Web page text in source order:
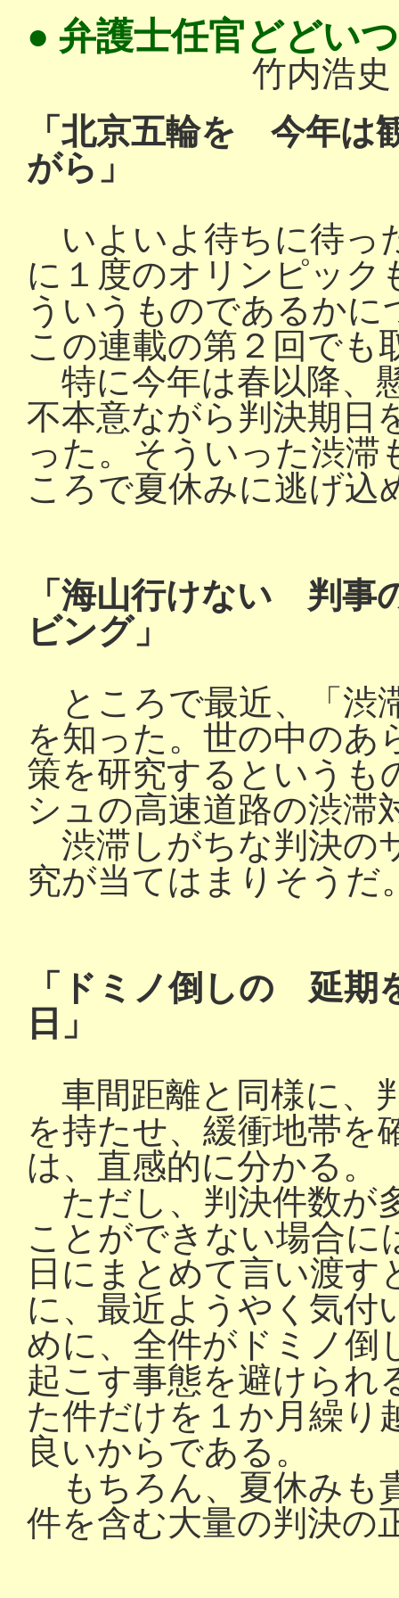
● 弁護士任官どどい
竹内浩
「北京五輪を 今年
がら」
いよいよ待ちに待っ
に１度のオリンピック
ういうものであるか
この連載の第２回でも
特に今年は春以降、
不本意ながら判決期日
った。そういった渋滞
ころで夏休みに逃げ込
「海山行けない 判
ビング」
ところで最近、「渋
を知った。世の中のあ
策を研究するというも
シュの高速道路の渋滞
渋滞しがちな判決の
究が当てはまりそうだ
「ドミノ倒しの 延
日」
車間距離と同様に、
を持たせ、緩衝地帯を
は、直感的に分かる。
ただし、判決件数が
ことができない場合に
日にまとめて言い渡
に、最近ようやく気付
めに、全件がドミノ倒
起こす事態を避けられ
た件だけを１か月繰り
良いからである。
もちろん、夏休みも
件を含む大量の判決の